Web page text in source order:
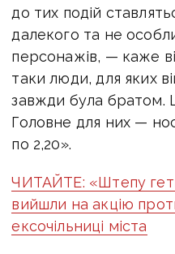
до тих подій
далекого та не
персонажів, — каже
таки люди, для яких
завжди була братом.
Головне для них —
по 2,20».
ЧИТАЙТЕ: «Штепу
вийшли на акцію
ексочільниці міста